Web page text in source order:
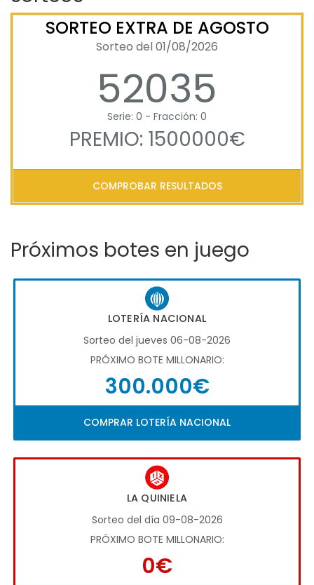
SORTEO EXTRA DE AGOSTO
Sorteo del 01/08/2026
52035
Serie: 0 - Fracción: 0
PREMIO: 1500000€
COMPROBAR RESULTADOS
Próximos botes en juego
LOTERÍA NACIONAL
Sorteo del jueves 06-08-2026
PRÓXIMO BOTE MILLONARIO:
300.000€
COMPRAR LOTERÍA NACIONAL
LA QUINIELA
Sorteo del día 09-08-2026
PRÓXIMO BOTE MILLONARIO:
0€